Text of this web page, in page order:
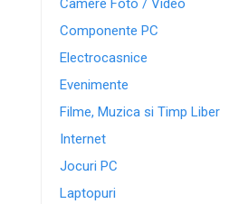
Camere Foto / Video
Componente PC
Electrocasnice
Evenimente
Filme, Muzica si Timp Liber
Internet
Jocuri PC
Laptopuri